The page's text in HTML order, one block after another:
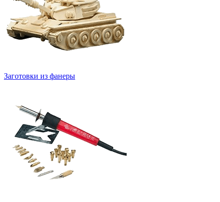
Заготовки из фанеры